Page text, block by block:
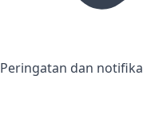
Peringatan dan